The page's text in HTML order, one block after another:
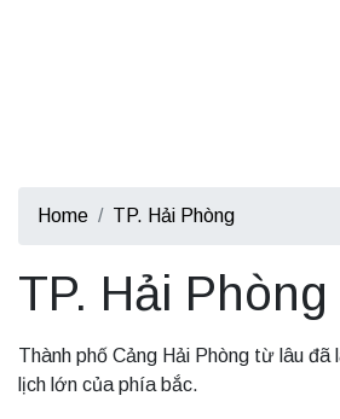
Home TP. Hải Phòng
TP. Hải Phòng
Thành phố Cảng Hải Phòng từ lâu đã
lịch lớn của phía bắc.